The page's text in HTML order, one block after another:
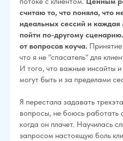
считаю то, что поняла, что
идеальных сессий и каждая
пойти по-другому
от вопросов коуча.
что я не "спасатель" для
И того, что важные инсайты
могут быть и за пределами
Я перестала задавать
вопросы, не боюсь работать
когда он плачет. Научилась
запросом настоящую боль